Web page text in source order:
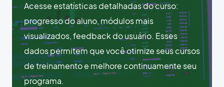
Acesse estatísticas detalhadas do curso:
progresso do aluno, módulos mais
visualizados, feedback do usuário. Esses
dados permitem que você otimize seus cursos
de treinamento e melhore continuamente seu
programa.